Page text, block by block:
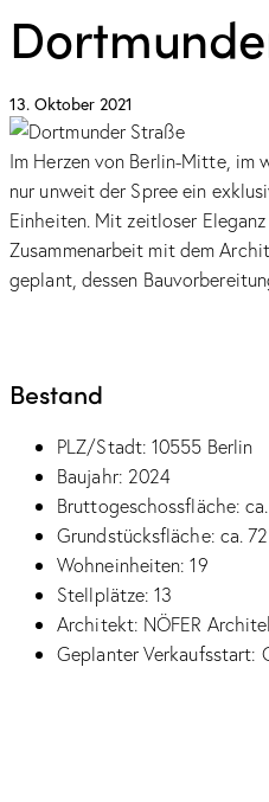
13. Oktober 2021
Im Herzen von Berlin-Mitte,
nur unweit der Spree ein
Einheiten. Mit zeitloser
Zusammenarbeit mit dem
geplant, dessen
Bestand
PLZ/Stadt: 10555 Berlin
Baujahr: 2024
Bruttogeschossfläche:
Grundstücksfläche: ca.
Wohneinheiten: 19
Stellplätze: 13
Architekt: NÖFER
Geplanter Verkaufsstart: